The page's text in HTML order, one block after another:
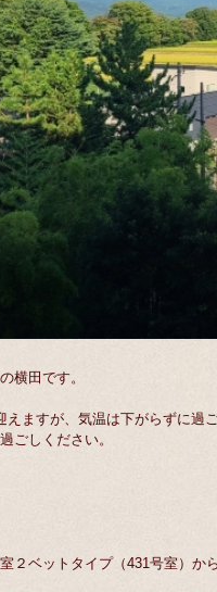
横田です。
えますが、気温は下がらずに過
ごしください。
２ベットタイプ（431号室）か